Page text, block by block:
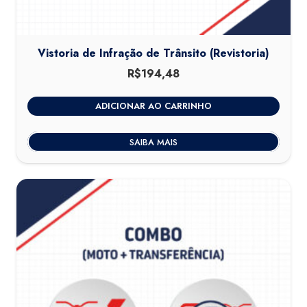
Vistoria de Infração de Trânsito (Revistoria)
R$194,48
ADICIONAR AO CARRINHO
SAIBA MAIS